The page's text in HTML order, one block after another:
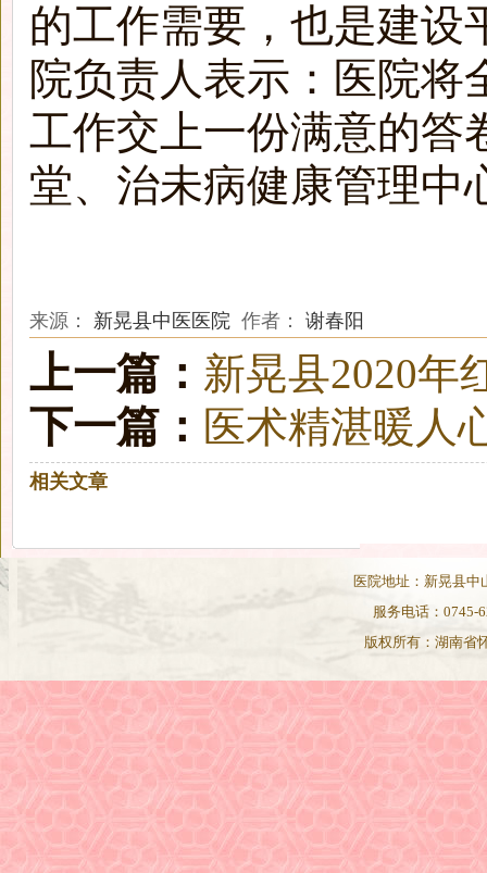
的工作需要，也是建设
院负责人表示：医院将
工作交上一份满意的答
堂、治未病健康管理中
来源： 新晃县中医医院 作者： 谢春阳
上一篇： 新晃县2020年
下一篇： 医术精湛暖人
相关文章
医院地址：新晃县中
服务电话：0745-
版权所有：湖南省